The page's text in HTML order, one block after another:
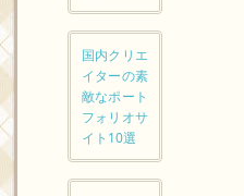
国内クリエ
イターの素
敵なポート
フォリオサ
イト10選